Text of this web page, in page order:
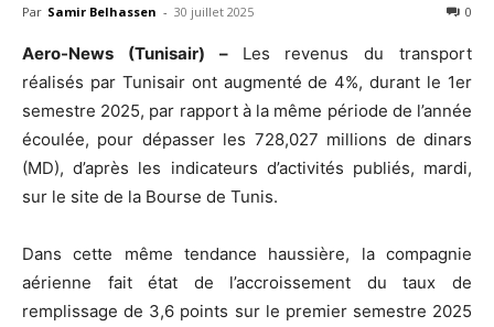
Par Samir Belhassen - 30 juillet 2025 0
Aero-News (Tunisair) – Les revenus du transport
réalisés par Tunisair ont augmenté de 4%, durant le 1er
semestre 2025, par rapport à la même période de l’année
écoulée, pour dépasser les 728,027 millions de dinars
(MD), d’après les indicateurs d’activités publiés, mardi,
sur le site de la Bourse de Tunis.
Dans cette même tendance haussière, la compagnie
aérienne fait état de l’accroissement du taux de
remplissage de 3,6 points sur le premier semestre 2025